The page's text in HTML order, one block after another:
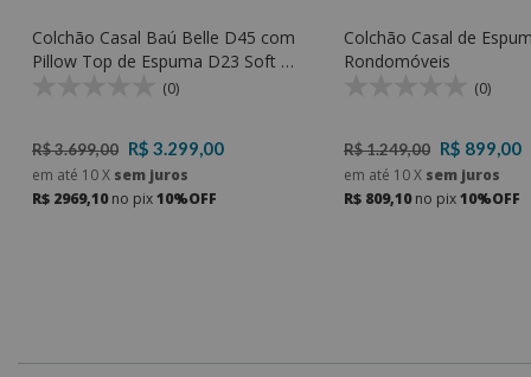
Colchão Casal Baú Belle D45 com
Pillow Top de Espuma D23 Soft e
Espuma D45 - Rondomóveis
(0)
R$ 3.699,00 R$ 3.299,00
em até 10X sem juros
R$ 2969,10no pix10%OFF
Colchão Casal de
Rondomóveis
(0)
R$ 1.249,00 R$ 899,00
em até 10X sem juros
R$ 809,10no pix10%OFF